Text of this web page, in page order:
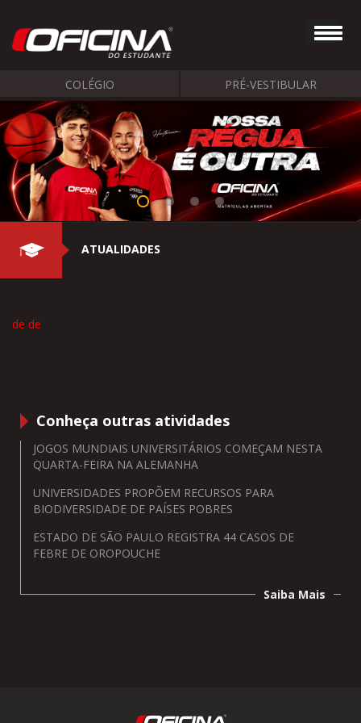
COLÉGIO PRÉ-VESTIBULAR
ATUALIDADES
de de
Conheça outras atividades
JOGOS MUNDIAIS UNIVERSITÁRIOS COMEÇAM NESTA
QUARTA-FEIRA NA ALEMANHA
UNIVERSIDADES PROPÕEM RECURSOS PARA
BIODIVERSIDADE DE PAÍSES POBRES
ESTADO DE SÃO PAULO REGISTRA 44 CASOS DE
FEBRE DE OROPOUCHE
Saiba Mais